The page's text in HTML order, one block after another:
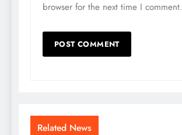
browser for the next time I comment.
Related News